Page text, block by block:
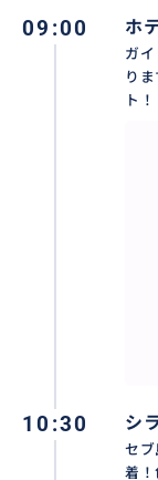
【🚌2,200ペソ
移動も各観光
09:00 ホ
ガ
り
ト！
10:30 シ
セブ
着！